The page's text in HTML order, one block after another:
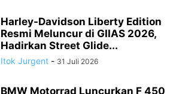
Harley-Davidson Liberty Edition
Resmi Meluncur di GIIAS 2026,
Hadirkan Street Glide...
Itok Jurgent - 31 Juli 2026
BMW Motorrad Luncurkan F 450